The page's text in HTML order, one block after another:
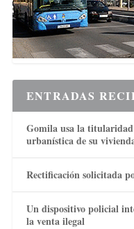
ENTRADAS
Gomila usa la
urbanística de su
Rectificación solicitada
Un dispositivo policial
la venta ilegal